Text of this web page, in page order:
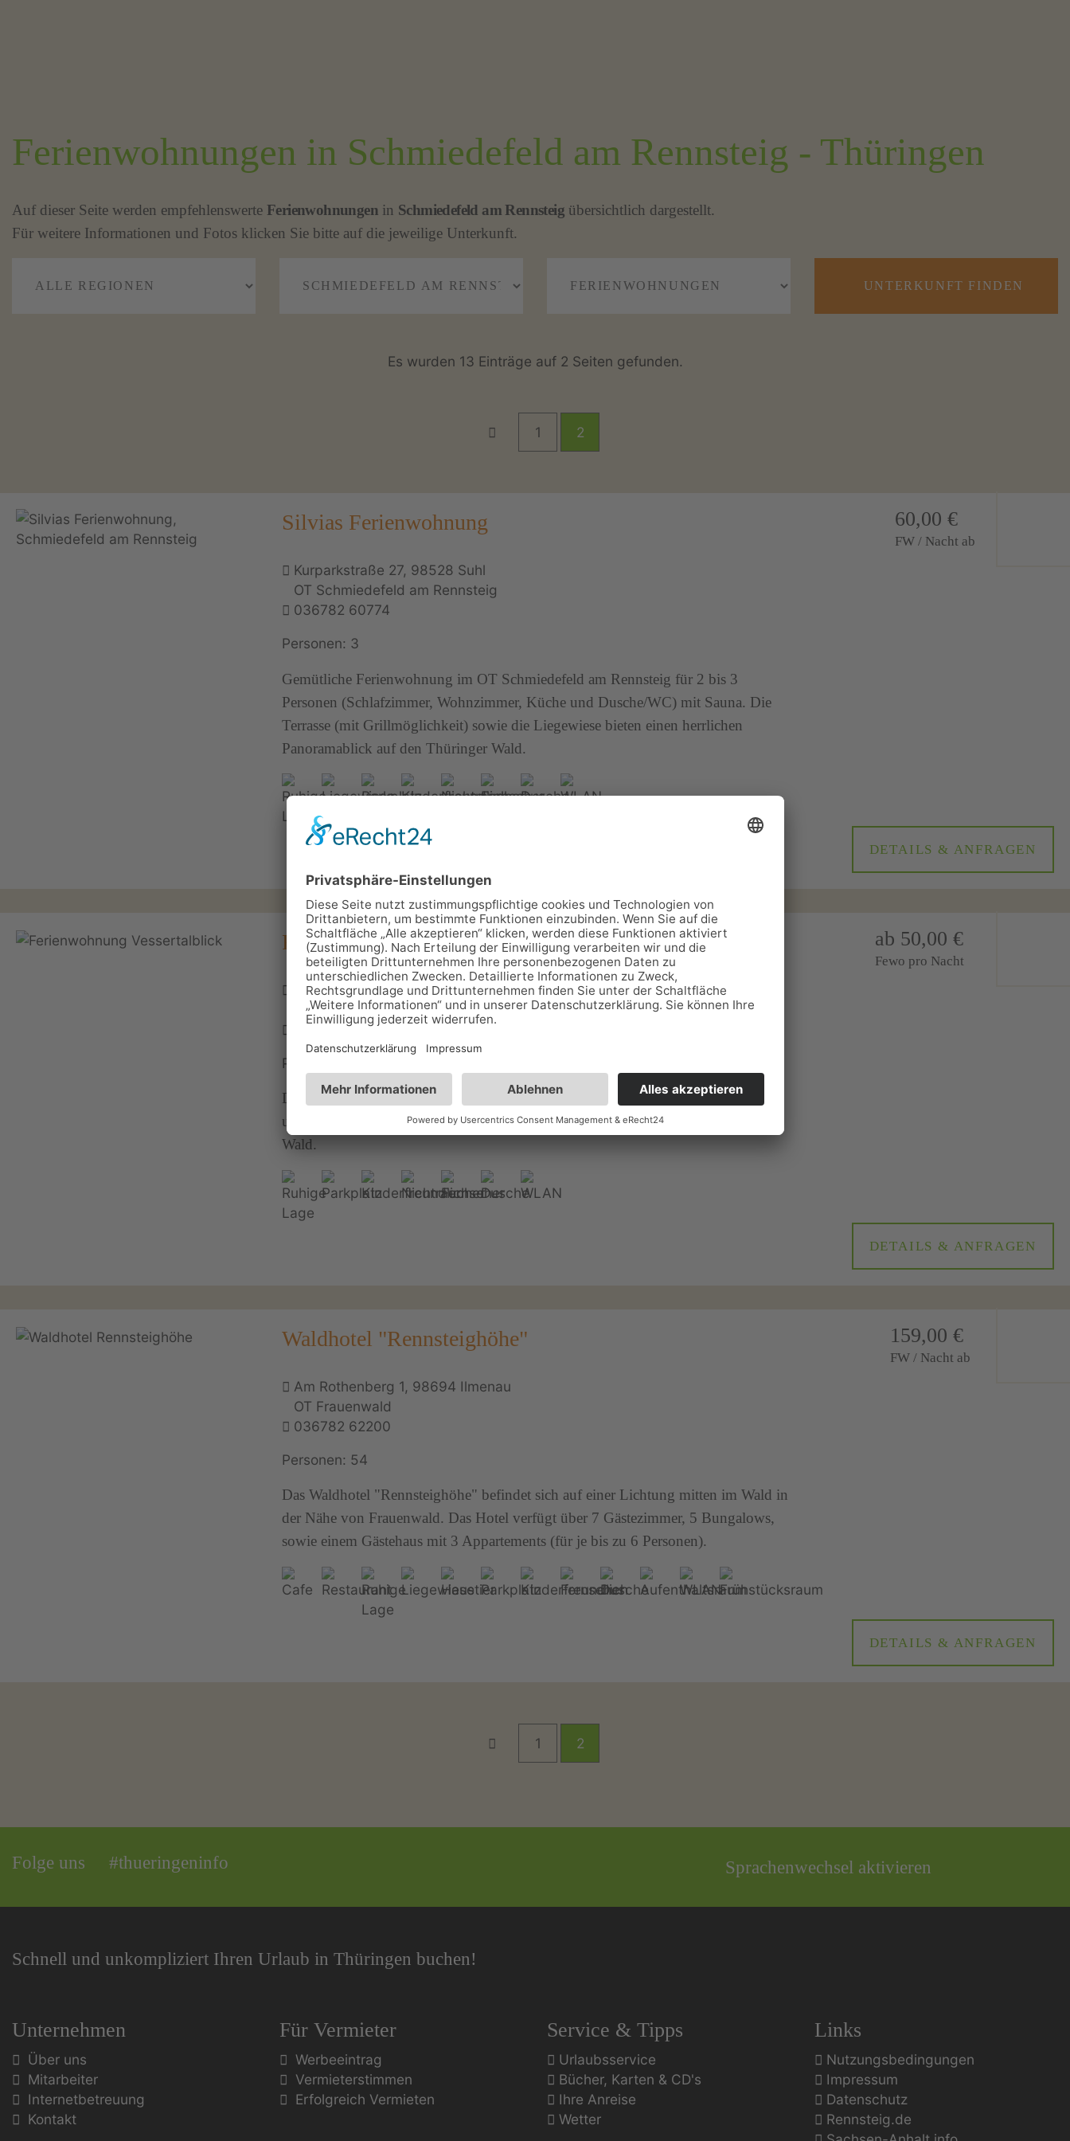
Ferienwohnungen in Schmiedefeld am Rennsteig - Thüringen
Auf dieser Seite werden empfehlenswerte Ferienwohnungen in Schmiedefeld am Rennsteig übersichtlich dargestellt.
Für weitere Informationen und Fotos klicken Sie bitte auf die jeweilige Unterkunft.
UNTERKUNFT FINDEN
Es wurden 13 Einträge auf 2 Seiten gefunden.
1 2
Silvias Ferienwohnung
Kurparkstraße 27, 98528 Suhl
OT Schmiedefeld am Rennsteig
036782 60774
Personen: 3
Gemütliche Ferienwohnung im OT Schmiedefeld am Rennsteig für 2 bis 3
Personen (Schlafzimmer, Wohnzimmer, Küche und Dusche/WC) mit Sauna. Die
Terrasse (mit Grillmöglichkeit) sowie die Liegewiese bieten einen herrlichen
Panoramablick auf den Thüringer Wald.
60,00 €
FW / Nacht ab
DETAILS & ANFRAGEN
Ferienwohnung "Vessertalblick"
Stutenhausstraße 2, 98528 Suhl
OT Vesser
036782 60500
Personen: 3
Die Ferienwohnung Vessertalblick im OT Vesser bietet Platz für bis zu 5 Personen
und ist idealer Ausgangspunkt für einen Urlaub im Vessertal und im Thüringer
Wald.
ab 50,00 €
Fewo pro Nacht
DETAILS & ANFRAGEN
Waldhotel "Rennsteighöhe"
Am Rothenberg 1, 98694 Ilmenau
OT Frauenwald
036782 62200
Personen: 54
Das Waldhotel "Rennsteighöhe" befindet sich auf einer Lichtung mitten im Wald in
der Nähe von Frauenwald. Das Hotel verfügt über 7 Gästezimmer, 5 Bungalows,
sowie einem Gästehaus mit 3 Appartements (für je bis zu 6 Personen).
159,00 €
FW / Nacht ab
DETAILS & ANFRAGEN
1 2
Folge uns #thueringeninfo Sprachenwechsel aktivieren
Schnell und unkompliziert Ihren Urlaub in Thüringen buchen!
Unternehmen
Über uns
Mitarbeiter
Internetbetreuung
Kontakt
Für Vermieter
Werbeeintrag
Vermieterstimmen
Erfolgreich Vermieten
Service & Tipps
Urlaubsservice
Bücher, Karten & CD's
Ihre Anreise
Wetter
Links
Nutzungsbedingungen
Impressum
Datenschutz
Rennsteig.de